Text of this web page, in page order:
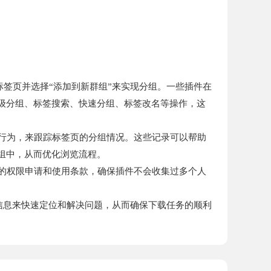
页并选择“添加到新群组”来实现分组。一些插件在
组、标签搜索、快速分组、标签改名等操作，这
为，来跟踪标签页的分组情况。这些记录可以帮助
，从而优化浏览流程。
限申请和使用条款，确保插件不会收集过多个人
来快速定位和解决问题，从而确保下载任务的顺利